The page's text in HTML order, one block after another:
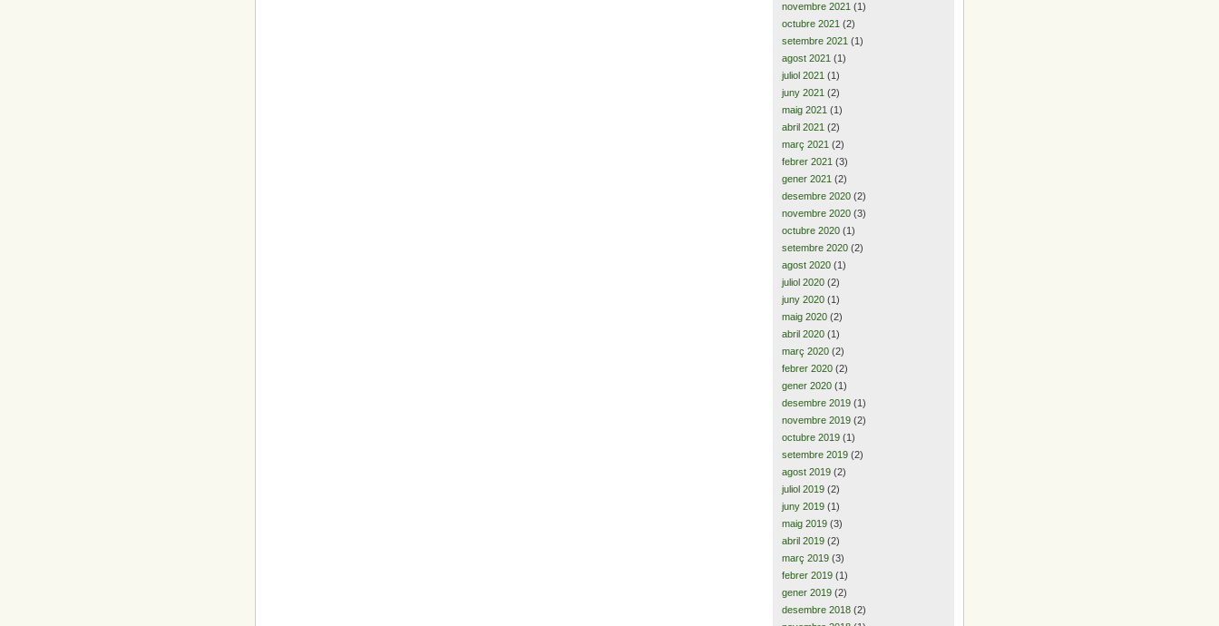
novembre 2021 (1)
octubre 2021 (2)
setembre 2021 (1)
agost 2021 (1)
juliol 2021 (1)
juny 2021 (2)
maig 2021 (1)
abril 2021 (2)
març 2021 (2)
febrer 2021 (3)
gener 2021 (2)
desembre 2020 (2)
novembre 2020 (3)
octubre 2020 (1)
setembre 2020 (2)
agost 2020 (1)
juliol 2020 (2)
juny 2020 (1)
maig 2020 (2)
abril 2020 (1)
març 2020 (2)
febrer 2020 (2)
gener 2020 (1)
desembre 2019 (1)
novembre 2019 (2)
octubre 2019 (1)
setembre 2019 (2)
agost 2019 (2)
juliol 2019 (2)
juny 2019 (1)
maig 2019 (3)
abril 2019 (2)
març 2019 (3)
febrer 2019 (1)
gener 2019 (2)
desembre 2018 (2)